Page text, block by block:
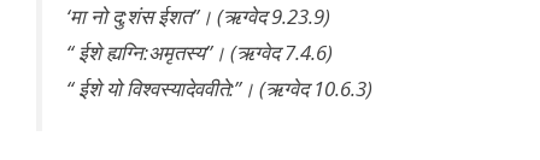
‘मा नो दु:शंस ईशत’’। (ऋग्वेद 9.23.9)
‘‘ ईशे ह्यग्नि:अमृतस्य’’। (ऋग्वेद 7.4.6)
‘‘ ईशे यो विश्वस्यादेववीते:’’। (ऋग्वेद 10.6.3)